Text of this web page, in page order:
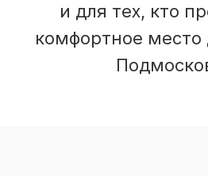
и для тех, кто
комфортное место